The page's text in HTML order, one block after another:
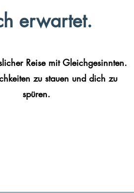
erwartet.
Reise mit Gleichgesinnten.
zu stauen und dich zu
spüren.